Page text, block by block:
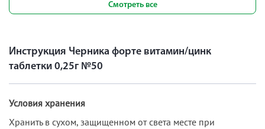
Смотреть все
Инструкция Черника форте витамин/цинк
таблетки 0,25г №50
Условия хранения
Хранить в сухом, защищенном от света месте при